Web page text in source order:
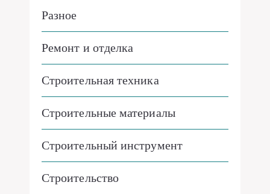
Разное
Ремонт и отделка
Строительная техника
Строительные материалы
Строительный инструмент
Строительство